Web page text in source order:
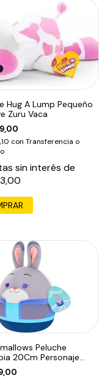
Hug A Lump Pequeño
Zuru Vaca
con Transferencia o
sin interés de
Peluche
20Cm Personaje